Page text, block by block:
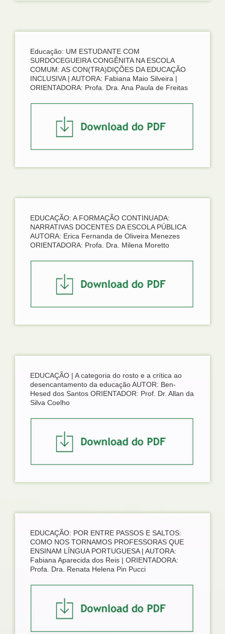
Educação: UM ESTUDANTE COM
SURDOCEGUEIRA CONGÊNITA NA ESCOLA
COMUM: AS CON(TRA)DIÇÕES DA EDUCAÇÃO
INCLUSIVA | AUTORA: Fabiana Maio Silveira |
ORIENTADORA: Profa. Dra. Ana Paula de Freitas
EDUCAÇÃO: A FORMAÇÃO CONTINUADA:
NARRATIVAS DOCENTES DA ESCOLA PÚBLICA
AUTORA: Erica Fernanda de Oliveira Menezes
ORIENTADORA: Profa. Dra. Milena Moretto
EDUCAÇÃO | A categoria do rosto e a crítica ao
desencantamento da educação AUTOR: Ben-
Hesed dos Santos ORIENTADOR: Prof. Dr. Allan da
Silva Coelho
EDUCAÇÃO: POR ENTRE PASSOS E SALTOS:
COMO NOS TORNAMOS PROFESSORAS QUE
ENSINAM LÍNGUA PORTUGUESA | AUTORA:
Fabiana Aparecida dos Reis | ORIENTADORA:
Profa. Dra. Renata Helena Pin Pucci